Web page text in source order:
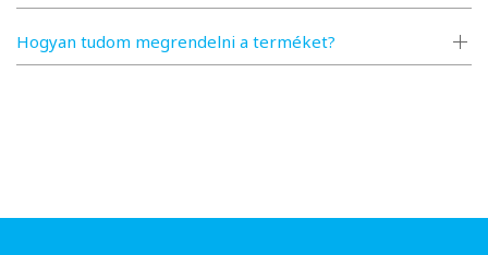
Hogyan tudom megrendelni a terméket?